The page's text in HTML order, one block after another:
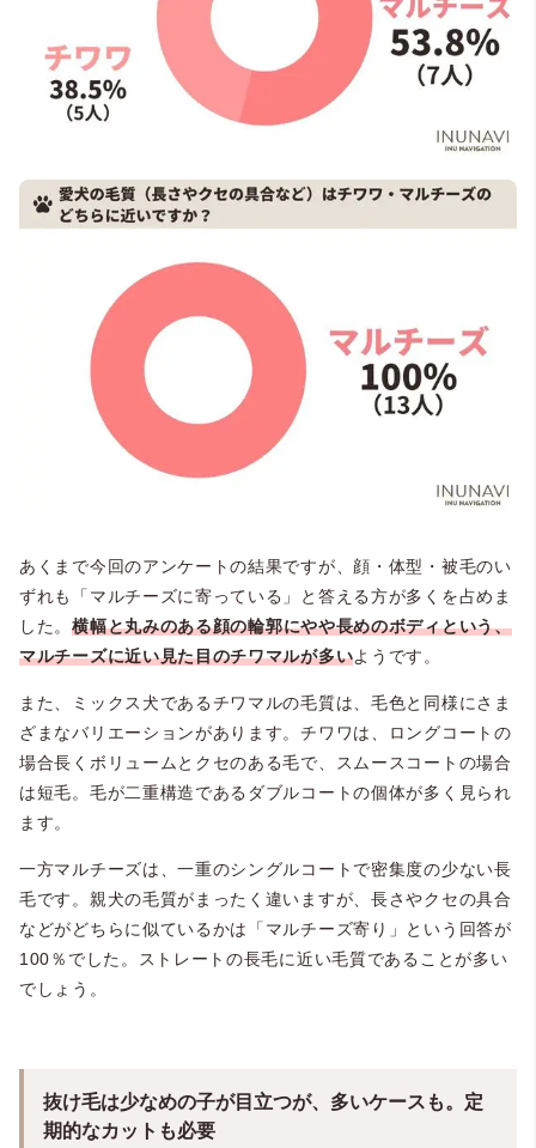
あくまで今回のアンケートの結果ですが、顔・体型・被毛のい
ずれも「マルチーズに寄っている」と答える方が多くを占めま
した。横幅と丸みのある顔の輪郭にやや長めのボディという、
マルチーズに近い見た目のチワマルが多いようです。
また、ミックス犬であるチワマルの毛質は、毛色と同様にさま
ざまなバリエーションがあります。チワワは、ロングコートの
場合長くボリュームとクセのある毛で、スムースコートの場合
は短毛。毛が二重構造であるダブルコートの個体が多く見られ
ます。
一方マルチーズは、一重のシングルコートで密集度の少ない長
毛です。親犬の毛質がまったく違いますが、長さやクセの具合
などがどちらに似ているかは「マルチーズ寄り」という回答が
100％でした。ストレートの長毛に近い毛質であることが多い
でしょう。
抜け毛は少なめの子が目立つが、多いケースも。定
期的なカットも必要